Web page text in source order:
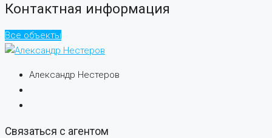
Контактная информация
Все объекты
Александр Нестеров
Связаться с агентом